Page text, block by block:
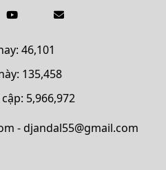
46,101
135,458
5,966,972
- djandal55@gmail.com